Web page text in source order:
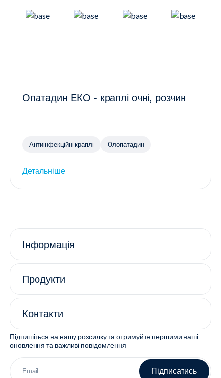
Опатадин ЕКО - краплі очні, розчин
Антиінфекційні краплі Олопатадин
Детальніше
Інформація
Продукти
Контакти
Підпишіться на нашу розсилку та отримуйте першими наші
оновлення та важливі повідомлення
Підписатись